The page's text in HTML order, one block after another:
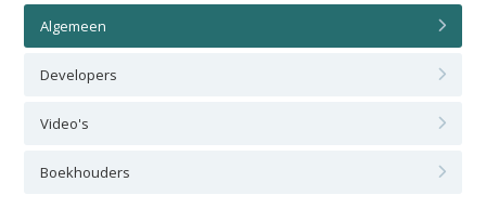
Algemeen
Developers
Video's
Boekhouders